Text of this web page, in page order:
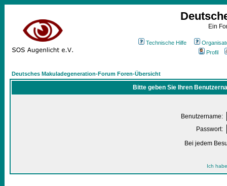
Ein
Technische Hilfe
Profil
Deutsches Makuladegeneration-Forum Foren-Übersicht
Bitte geben Sie Ihren
Benutzername:
Passwort:
Bei jedem
Ich